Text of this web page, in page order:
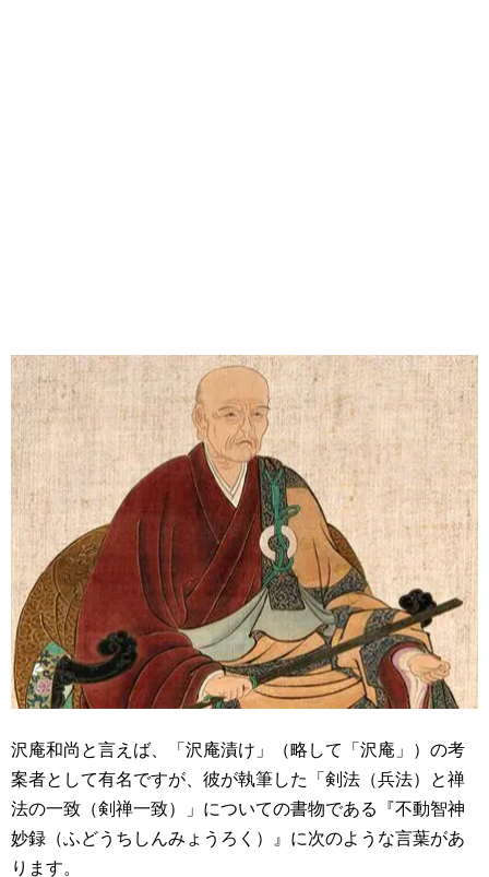
沢庵和尚と言えば、「沢庵漬け」（略して「沢庵」）の考
案者として有名ですが、彼が執筆した「剣法（兵法）と禅
法の一致（剣禅一致）」についての書物である『 不動智神
妙録（ふどうちしんみょうろく）』に次のような言葉があ
ります。